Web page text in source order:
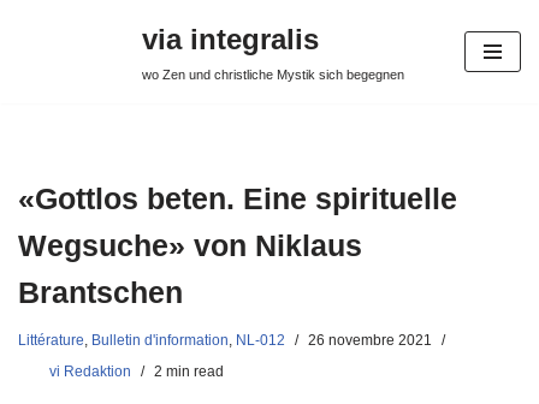
via integralis
wo Zen und christliche Mystik sich begegnen
«Gottlos beten. Eine spirituelle
Wegsuche» von Niklaus
Brantschen
Littérature Bulletin d'information NL-012
26 novembre 2021
vi Redaktion
2 min read